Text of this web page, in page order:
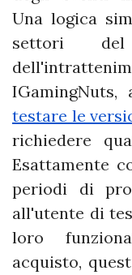
Una logica
settori
IGamingNuts,
testare le
richiedere
Esattamente
periodi di
all'utente di
loro
acquisto,